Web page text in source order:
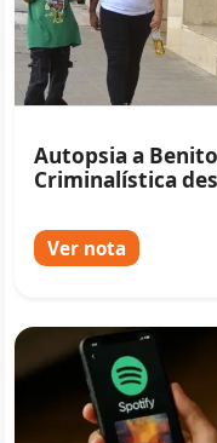
Autopsia a
Criminalística
Ver nota